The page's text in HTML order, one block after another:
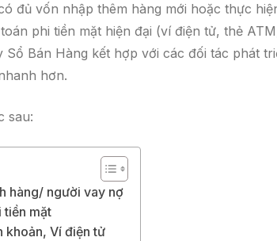
đủ vốn nhập thêm hàng mới hoặc thực
phi tiền mặt hiện đại (ví điện tử, thẻ
Bán Hàng kết hợp với các đối tác phát
hơn.
sau:
hàng/ người vay nợ
tiền mặt
khoản, Ví điện tử